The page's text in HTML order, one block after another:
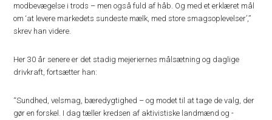
modbevægelse i trods – men også fuld af håb. Og med et erklæret mål
om ‘at levere markedets sundeste mælk, med store smagsoplevelser’,”
skrev han videre.
Her 30 år senere er det stadig mejeriernes målsætning og daglige
drivkraft, fortsætter han:
“Sundhed, velsmag, bæredygtighed – og modet til at tage de valg, der
gør en forskel. I dag tæller kredsen af aktivistiske landmænd og -